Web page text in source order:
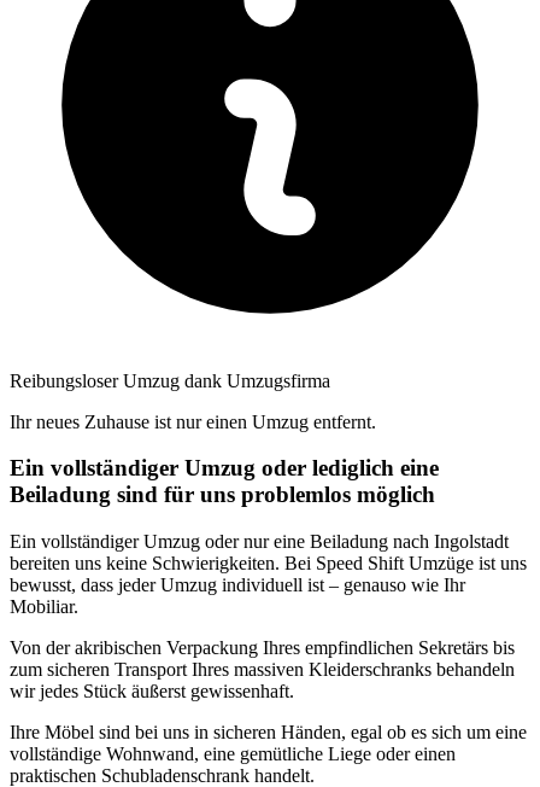
Reibungsloser Umzug dank Umzugsfirma
Ihr neues Zuhause ist nur einen Umzug entfernt.
Ein vollständiger Umzug oder lediglich eine
Beiladung sind für uns problemlos möglich
Ein vollständiger Umzug oder nur eine Beiladung nach Ingolstadt
bereiten uns keine Schwierigkeiten. Bei Speed Shift Umzüge ist uns
bewusst, dass jeder Umzug individuell ist – genauso wie Ihr
Mobiliar.
Von der akribischen Verpackung Ihres empfindlichen Sekretärs bis
zum sicheren Transport Ihres massiven Kleiderschranks behandeln
wir jedes Stück äußerst gewissenhaft.
Ihre Möbel sind bei uns in sicheren Händen, egal ob es sich um eine
vollständige Wohnwand, eine gemütliche Liege oder einen
praktischen Schubladenschrank handelt.